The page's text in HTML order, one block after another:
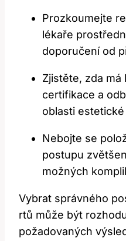
Prozkoumejte
lékaře
doporučení od
Zjistěte, zda
certifikace a
oblasti
Nebojte se
postupu
možných
Vybrat správného
rtů může být
požadovaných